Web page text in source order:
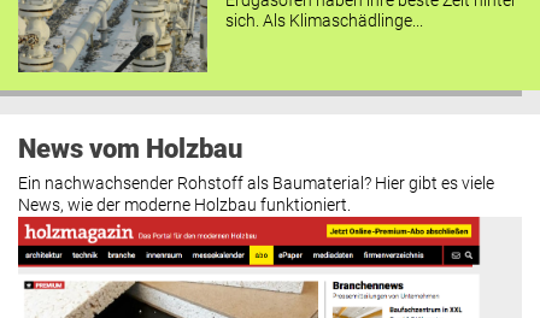
sich. Als Klimaschädlinge...
News vom Holzbau
Ein nachwachsender Rohstoff als Baumaterial? Hier gibt es viele
News, wie der moderne Holzbau funktioniert.